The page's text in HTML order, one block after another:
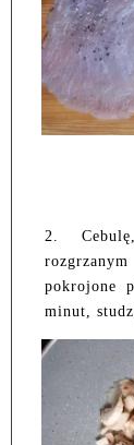
2.
pokrojone
minut,